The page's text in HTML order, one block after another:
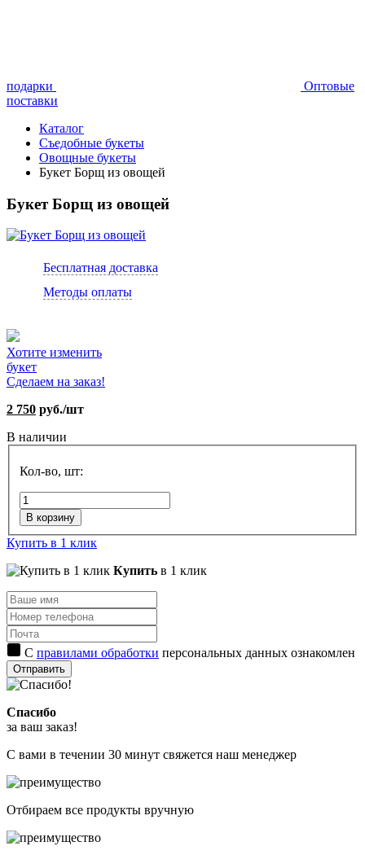
подарки
Оптовые
поставки
Каталог
Съедобные букеты
Овощные букеты
Букет Борщ из овощей
Букет Борщ из овощей
Бесплатная доставка
Методы оплаты
Хотите изменить
букет
Сделаем на заказ!
2 750 руб./шт
В наличии
Кол-во, шт:
В корзину
Купить в 1 клик
Купить в 1 клик
С правилами обработки персональных данных ознакомлен
Отправить
Спасибо
за ваш заказ!
С вами в течении 30 минут свяжется наш менеджер
Отбираем все продукты вручную